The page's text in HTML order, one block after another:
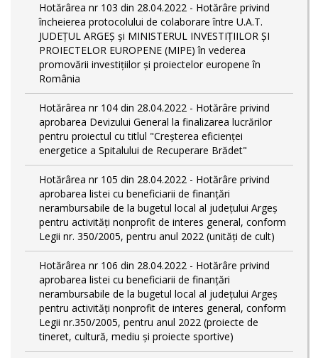
Hotărârea nr 103 din 28.04.2022 - Hotărâre privind
încheierea protocolului de colaborare între U.A.T.
JUDEȚUL ARGEȘ și MINISTERUL INVESTIȚIILOR ȘI
PROIECTELOR EUROPENE (MIPE) în vederea
promovării investițiilor și proiectelor europene în
România
Hotărârea nr 104 din 28.04.2022 - Hotărâre privind
aprobarea Devizului General la finalizarea lucrărilor
pentru proiectul cu titlul "Creșterea eficienței
energetice a Spitalului de Recuperare Brădet"
Hotărârea nr 105 din 28.04.2022 - Hotărâre privind
aprobarea listei cu beneficiarii de finanțări
nerambursabile de la bugetul local al județului Argeș
pentru activităţi nonprofit de interes general, conform
Legii nr. 350/2005, pentru anul 2022 (unități de cult)
Hotărârea nr 106 din 28.04.2022 - Hotărâre privind
aprobarea listei cu beneficiarii de finanțări
nerambursabile de la bugetul local al județului Argeș
pentru activităţi nonprofit de interes general, conform
Legii nr.350/2005, pentru anul 2022 (proiecte de
tineret, cultură, mediu și proiecte sportive)